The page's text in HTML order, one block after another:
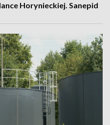
Horynieckiej. Sanepid